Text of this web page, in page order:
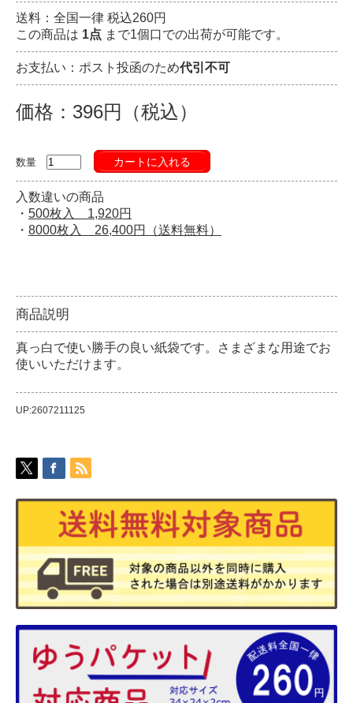
送料：全国一律 税込260円
この商品は 1点 まで1個口での出荷が可能です。
お支払い：ポスト投函のため代引不可
価格：396円（税込）
数量 カートに入れる
入数違いの商品
・ 500枚入 1,920円
・ 8000枚入 26,400円（送料無料）
商品説明
真っ白で使い勝手の良い紙袋です。さまざまな用途でお
使いいただけます。
UP:2607211125